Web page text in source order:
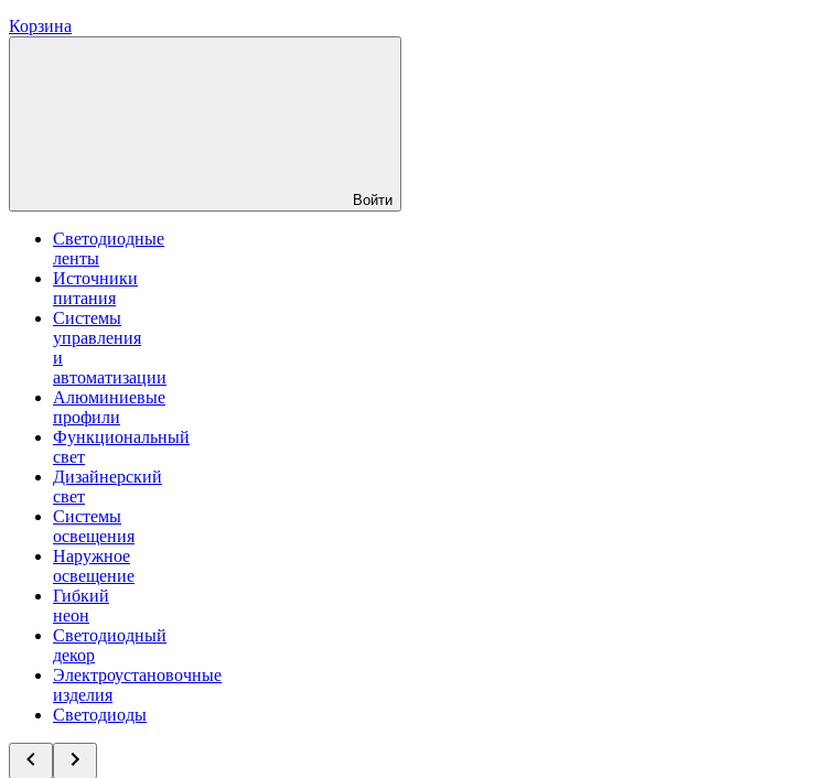
Корзина
Войти
Светодиодные
ленты
Источники
питания
Системы
управления
и
автоматизации
Алюминиевые
профили
Функциональный
свет
Дизайнерский
свет
Системы
освещения
Наружное
освещение
Гибкий
неон
Светодиодный
декор
Электроустановочные
изделия
Светодиоды